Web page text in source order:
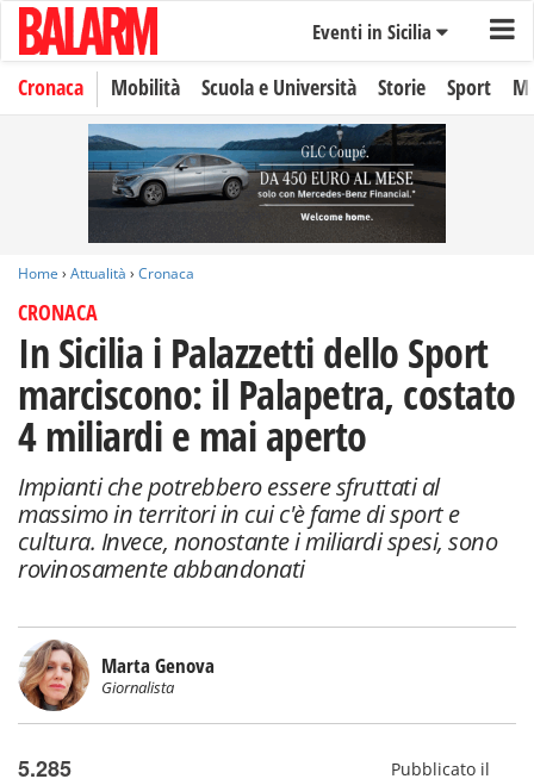
Eventi in Sicilia
Cronaca Mobilità Scuola e Università Storie Sport
Home › Attualità › Cronaca
CRONACA
In Sicilia i Palazzetti dello Sport
marciscono: il Palapetra, costato
4 miliardi e mai aperto
Impianti che potrebbero essere sfruttati al
massimo in territori in cui c'è fame di sport e
cultura. Invece, nonostante i miliardi spesi, sono
rovinosamente abbandonati
Marta Genova
Giornalista
5.285
Pubblicato il